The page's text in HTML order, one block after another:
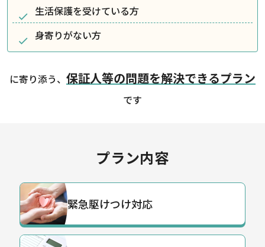
生活保護を受けている方
身寄りがない方
に寄り添う、 保証人等の問題を解決できるプラン
です
プラン内容
緊急駆けつけ対応